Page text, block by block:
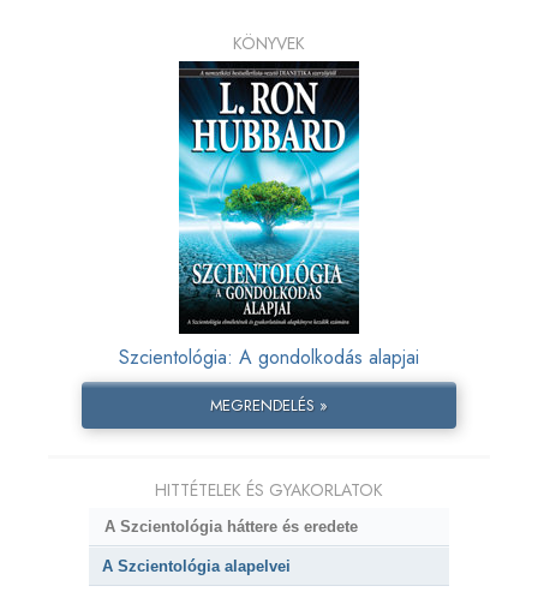
KÖNYVEK
Szcientológia: A gondolkodás alapjai
MEGRENDELÉS »
HITTÉTELEK ÉS GYAKORLATOK
A Szcientológia háttere és eredete
A Szcientológia alapelvei